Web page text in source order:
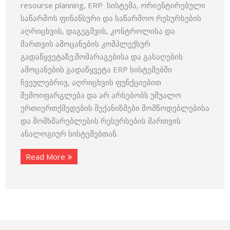
resourse planning, ERP სისტემა, ორიენტირებული
საწარმოს ფინანსური და საწარმოო რესურსების
აღრიცხვის, დაგეგმვის, კონტროლისა და
მართვის ამოცანების კომპლექსურ
გადაწყვეტაზე;მომარაგებისა და გასაღების
ამოცანების გადაწყვეტა ERP სისტემებში
ჩვეულებრივ, აღრიცხვის ფუნქციებით
შემოიფარგლება და არ არსებობს უშუალო
ურთიერთქმედების მექანიზმები მომწოდებლებისა
და მომხმარებლების რესურსების მართვის
ანალოგიურ სისტემებთან.
Read More